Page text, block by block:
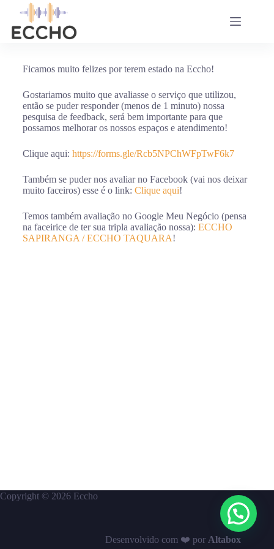
Ficamos muito felizes por terem estado na Eccho!
Gostariamos muito que avaliasse o serviço que utilizou,
então se puder responder (menos de 1 minuto) nossa
pesquisa de feedback, será bem importante para que
possamos melhorar os nossos espaços e atendimento!
Clique aqui: https://forms.gle/Rcb5NPChWFpTwF6k7
Também se puder nos avaliar no Facebook (vai nos deixar
muito faceiros) esse é o link: Clique aqui!
Temos também avaliação no Google Meu Negócio (pensa
na faceirice de ter sua tripla avaliação nossa): ECCHO
SAPIRANGA /ECCHO TAQUARA!
Copyright © 2026 Eccho
Desenvolvido com ❤️ por Altabox